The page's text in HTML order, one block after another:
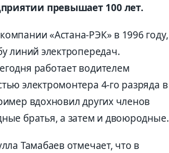
превышает 100 лет.
«Астана-РЭК» в 1996 году,
линий электропередач.
работает водителем
электромонтера 4-го разряда в
вдохновил других членов
братья, а затем и двоюродные.
Тамабаев отмечает, что в